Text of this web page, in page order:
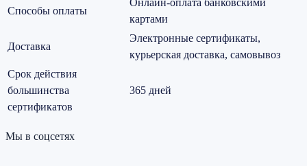
Способы оплаты
Онлайн-оплата банковскими
картами
Доставка
Электронные сертификаты,
курьерская доставка, самовывоз
Срок действия
большинства
сертификатов
365 дней
Мы в соцсетях